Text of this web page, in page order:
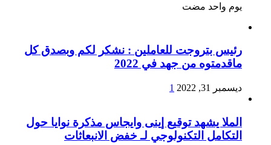
‏يوم واحد مضت
رئيس بتروجت للعاملين : نشكر لكم وبصدق كل
ماقدمتوه من جهد في 2022
ديسمبر 31, 2022 1
الملا يشهد توقيع إينى وايجاس مذكرة نوايا حول
التكامل التكنولوجي لـ خفض الانبعاثات